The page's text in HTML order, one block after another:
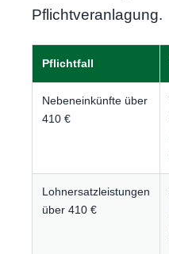
Pflichtveranlagung.
Pflichtfall
Nebeneinkünfte über
410 €
Lohnersatzleistungen
über 410 €